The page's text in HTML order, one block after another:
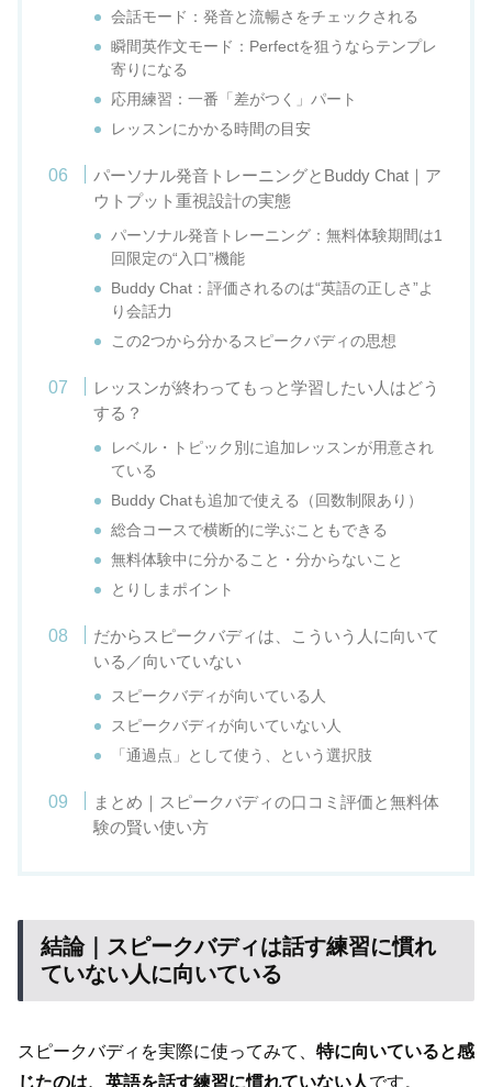
会話モード：発音と流暢さをチェックされる
瞬間英作文モード：Perfectを狙うならテンプレ
寄りになる
応用練習：一番「差がつく」パート
レッスンにかかる時間の目安
パーソナル発音トレーニングとBuddy Chat｜ア
ウトプット重視設計の実態
パーソナル発音トレーニング：無料体験期間は1
回限定の“入口”機能
Buddy Chat：評価されるのは“英語の正しさ”よ
り会話力
この2つから分かるスピークバディの思想
レッスンが終わってもっと学習したい人はどう
する？
レベル・トピック別に追加レッスンが用意され
ている
Buddy Chatも追加で使える（回数制限あり）
総合コースで横断的に学ぶこともできる
無料体験中に分かること・分からないこと
とりしまポイント
だからスピークバディは、こういう人に向いて
いる／向いていない
スピークバディが向いている人
スピークバディが向いていない人
「通過点」として使う、という選択肢
まとめ｜スピークバディの口コミ評価と無料体
験の賢い使い方
結論｜スピークバディは話す練習に慣れ
ていない人に向いている
スピークバディを実際に使ってみて、 特に向いていると感
じたのは、英語を話す練習に慣れていない人です。